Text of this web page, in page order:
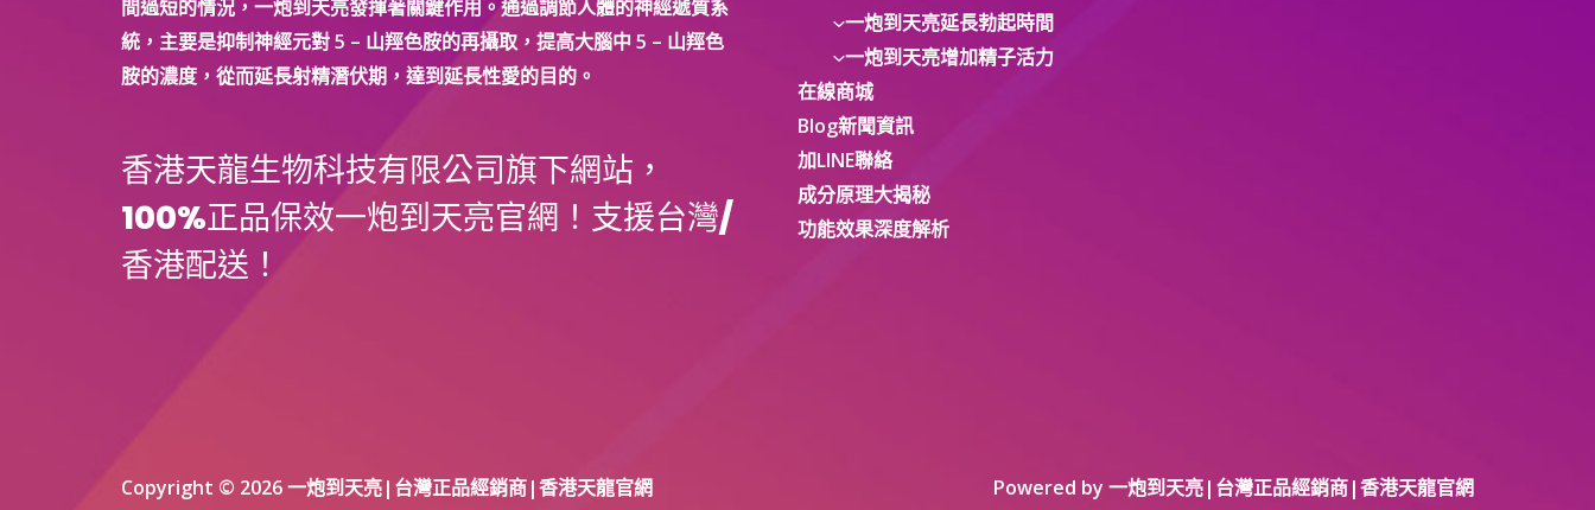
是
什
間過短的情況，一炮到天亮發揮著關鍵作用。通過調節人體的神經遞質系
統，主要是抑制神經元對 5 – 山羥色胺的再攝取，提高大腦中 5 – 山羥色
胺的濃度，從而延長射精潛伏期，達到延長性愛的目的。
香港天龍生物科技有限公司旗下網站，
100%正品保效一炮到天亮官網！支援台灣/
香港配送！
一炮到天亮延長勃起時間
一炮到天亮增加精子活力
在線商城
Blog新聞資訊
加LINE聯絡
成分原理大揭秘
功能效果深度解析
Copyright © 2026 一炮到天亮|台灣正品經銷商|香港天龍官網 Powered by 一炮到天亮|台灣正品經銷商|香港天龍官網